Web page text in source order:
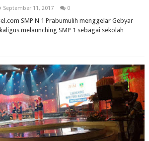
September 11, 2017 0
SMP N 1 Prabumulih menggelar Gebyar
melaunching SMP 1 sebagai sekolah